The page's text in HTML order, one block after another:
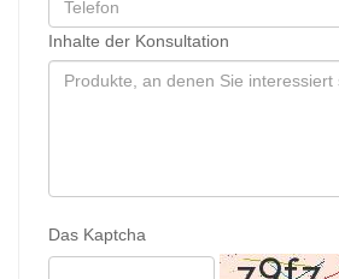
Inhalte der Konsultation
Das Kaptcha